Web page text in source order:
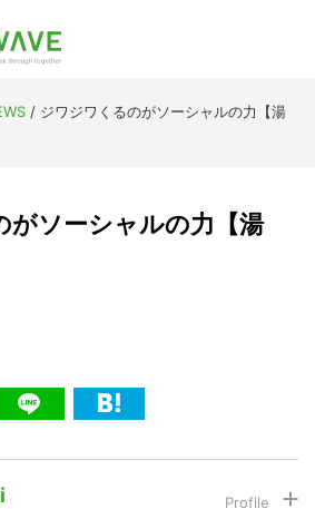
/ ジワジワくるのがソーシャルの力【湯
がソーシャルの力【湯